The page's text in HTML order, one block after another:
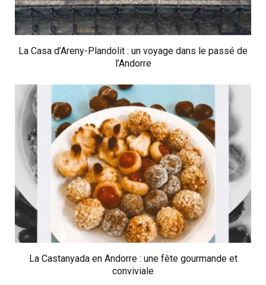
La Casa d’Areny-Plandolit : un voyage dans le passé de
l’Andorre
La Castanyada en Andorre : une fête gourmande et
conviviale